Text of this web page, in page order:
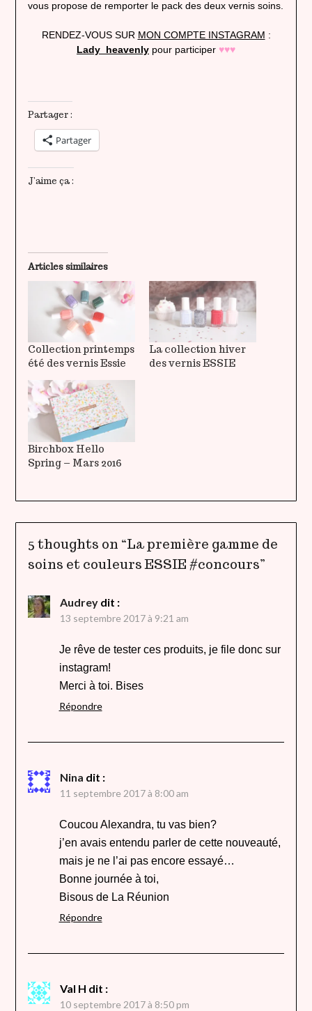
vous propose de remporter le pack des deux vernis soins.
RENDEZ-VOUS SUR MON COMPTE INSTAGRAM :
Lady_heavenly pour participer ♥♥♥
Partager :
Partager
J’aime ça :
Articles similaires
Collection printemps
été des vernis Essie
La collection hiver
des vernis ESSIE
Birchbox Hello
Spring – Mars 2016
5 thoughts on “La première gamme de
soins et couleurs ESSIE #concours”
Audrey dit :
13 septembre 2017 à 9:21 am
Je rêve de tester ces produits, je file donc sur
instagram!
Merci à toi. Bises
Répondre
Nina dit :
11 septembre 2017 à 8:00 am
Coucou Alexandra, tu vas bien?
j’en avais entendu parler de cette nouveauté,
mais je ne l’ai pas encore essayé…
Bonne journée à toi,
Bisous de La Réunion
Répondre
Val H dit :
10 septembre 2017 à 8:50 pm